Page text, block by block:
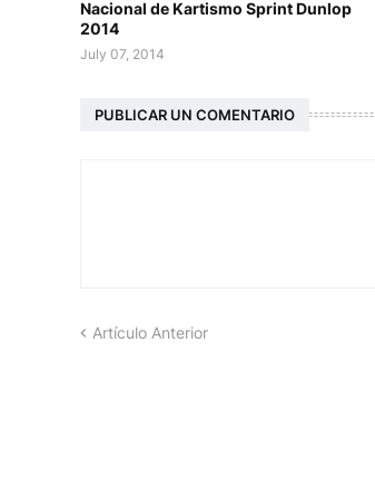
Nacional de Kartismo Sprint Dunlop
2014
July 07, 2014
PUBLICAR UN COMENTARIO
Artículo Anterior